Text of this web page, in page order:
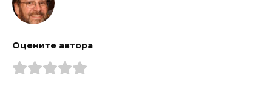
Оцените автора